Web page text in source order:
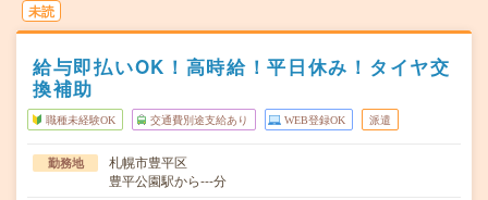
未読
給与即払いOK！高時給！平日休み！タイヤ交
換補助
職種未経験OK 交通費別途支給あり WEB登録OK 派遣
勤務地
札幌市豊平区
豊平公園駅から---分